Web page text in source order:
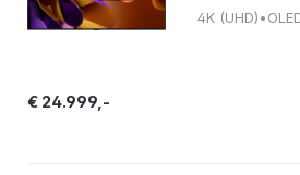
4K (UHD)•
€ 24.999,-